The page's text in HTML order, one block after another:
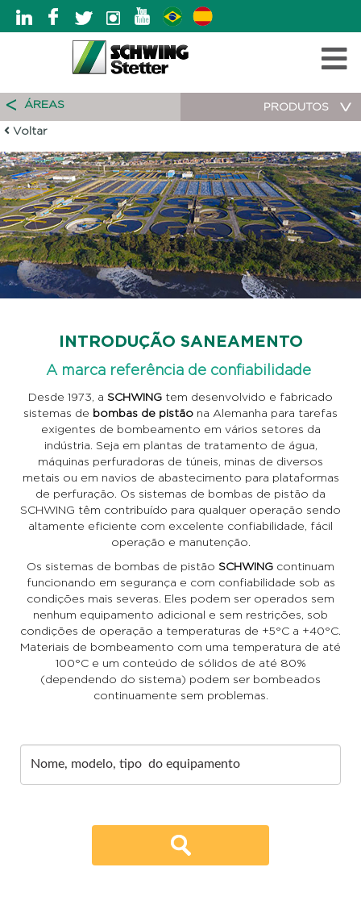
ÁREAS PRODUTOS
Voltar
INTRODUÇÃO SANEAMENTO
A marca referência de confiabilidade
Desde 1973, a SCHWING tem desenvolvido e fabricado
sistemas de bombas de pistão na Alemanha para tarefas
exigentes de bombeamento em vários setores da
indústria. Seja em plantas de tratamento de água,
máquinas perfuradoras de túneis, minas de diversos
metais ou em navios de abastecimento para plataformas
de perfuração. Os sistemas de bombas de pistão da
SCHWING têm contribuído para qualquer operação sendo
altamente eficiente com excelente confiabilidade, fácil
operação e manutenção.
Os sistemas de bombas de pistão SCHWING continuam
funcionando em segurança e com confiabilidade sob as
condições mais severas. Eles podem ser operados sem
nenhum equipamento adicional e sem restrições, sob
condições de operação a temperaturas de +5°C a +40°C.
Materiais de bombeamento com uma temperatura de até
100°C e um conteúdo de sólidos de até 80%
(dependendo do sistema) podem ser bombeados
continuamente sem problemas.